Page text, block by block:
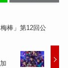
棒」第12回公